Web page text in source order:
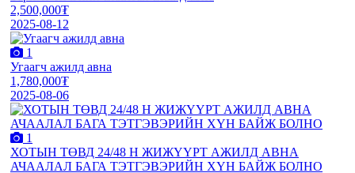
2,500,000₮
2025-08-12
1
Угаагч ажилд авна
1,780,000₮
2025-08-06
1
ХОТЫН ТӨВД 24/48 Н ЖИЖҮҮРТ АЖИЛД АВНА
АЧААЛАЛ БАГА ТЭТГЭВЭРИЙН ХҮН БАЙЖ БОЛНО